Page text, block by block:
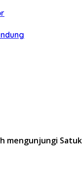
mengunjungi